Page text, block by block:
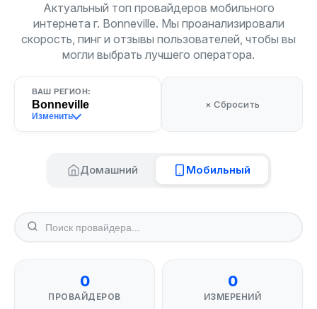
Актуальный топ провайдеров мобильного
интернета г. Bonneville. Мы проанализировали
скорость, пинг и отзывы пользователей, чтобы вы
могли выбрать лучшего оператора.
ВАШ РЕГИОН:
Bonneville
Изменить
× Сбросить
Домашний Мобильный
0
ПРОВАЙДЕРОВ
0
ИЗМЕРЕНИЙ